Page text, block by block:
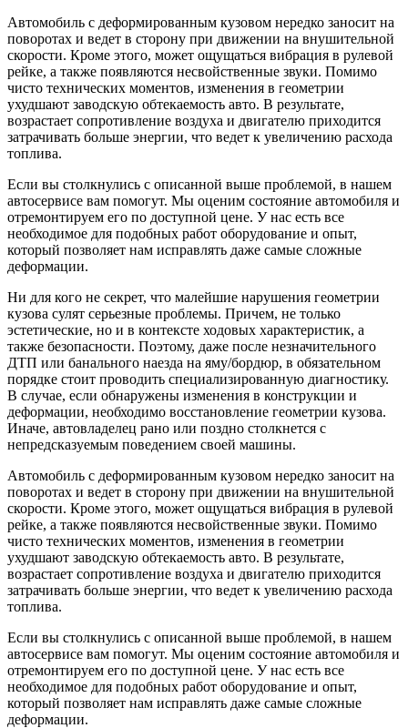
Автомобиль с деформированным кузовом нередко заносит на
поворотах и ведет в сторону при движении на внушительной
скорости. Кроме этого, может ощущаться вибрация в рулевой
рейке, а также появляются несвойственные звуки. Помимо
чисто технических моментов, изменения в геометрии
ухудшают заводскую обтекаемость авто. В результате,
возрастает сопротивление воздуха и двигателю приходится
затрачивать больше энергии, что ведет к увеличению расхода
топлива.
Если вы столкнулись с описанной выше проблемой, в нашем
автосервисе вам помогут. Мы оценим состояние автомобиля и
отремонтируем его по доступной цене. У нас есть все
необходимое для подобных работ оборудование и опыт,
который позволяет нам исправлять даже самые сложные
деформации.
Ни для кого не секрет, что малейшие нарушения геометрии
кузова сулят серьезные проблемы. Причем, не только
эстетические, но и в контексте ходовых характеристик, а
также безопасности. Поэтому, даже после незначительного
ДТП или банального наезда на яму/бордюр, в обязательном
порядке стоит проводить специализированную диагностику.
В случае, если обнаружены изменения в конструкции и
деформации, необходимо восстановление геометрии кузова.
Иначе, автовладелец рано или поздно столкнется с
непредсказуемым поведением своей машины.
Автомобиль с деформированным кузовом нередко заносит на
поворотах и ведет в сторону при движении на внушительной
скорости. Кроме этого, может ощущаться вибрация в рулевой
рейке, а также появляются несвойственные звуки. Помимо
чисто технических моментов, изменения в геометрии
ухудшают заводскую обтекаемость авто. В результате,
возрастает сопротивление воздуха и двигателю приходится
затрачивать больше энергии, что ведет к увеличению расхода
топлива.
Если вы столкнулись с описанной выше проблемой, в нашем
автосервисе вам помогут. Мы оценим состояние автомобиля и
отремонтируем его по доступной цене. У нас есть все
необходимое для подобных работ оборудование и опыт,
который позволяет нам исправлять даже самые сложные
деформации.